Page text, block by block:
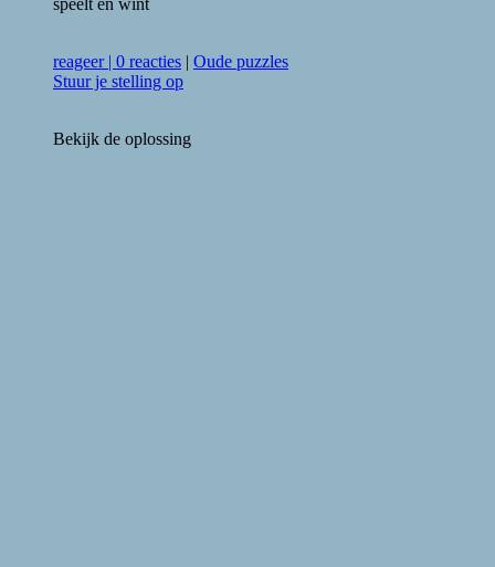
reageer| 0 reacties | Oude puzzles
Stuur je stelling op
Bekijk de oplossing